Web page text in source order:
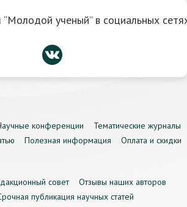
ученый” в социальных
конференции
Тематические журналы
Полезная информация
Оплата и скидки
совет
Отзывы наших авторов
публикация научных статей